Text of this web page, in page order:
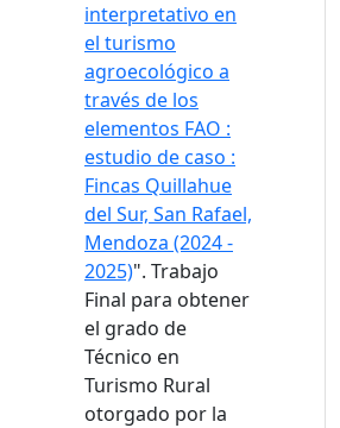
interpretativo en
el turismo
agroecológico a
través de los
elementos FAO :
estudio de caso :
Fincas Quillahue
del Sur, San Rafael,
Mendoza (2024 -
2025)". Trabajo
Final para obtener
el grado de
Técnico en
Turismo Rural
otorgado por la